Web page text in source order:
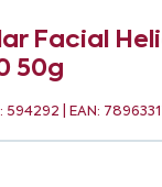
Facial
50g
594292 | EAN: